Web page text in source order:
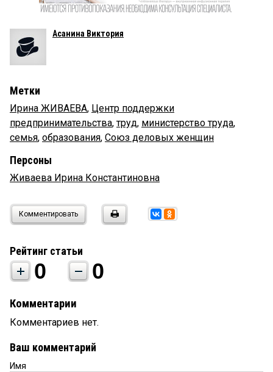
Асанина Виктория
Метки
Ирина ЖИВАЕВА, Центр поддержки
предпринимательства,труд, министерство труда,
семья, образования, Союз деловых женщин
Персоны
Живаева Ирина Константиновна
Комментировать
Рейтинг статьи
0 0
Комментарии
Комментариев нет.
Ваш комментарий
Имя